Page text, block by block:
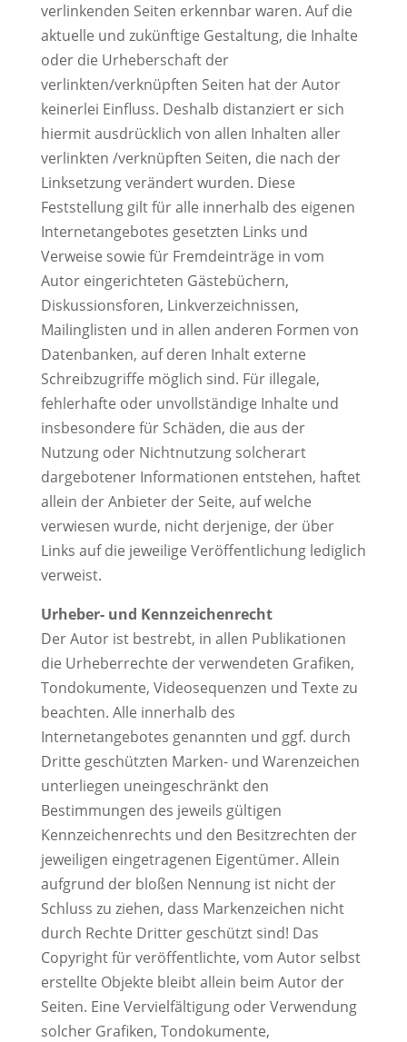
verlinkenden Seiten erkennbar waren. Auf die
aktuelle und zukünftige Gestaltung, die Inhalte
oder die Urheberschaft der
verlinkten/verknüpften Seiten hat der Autor
keinerlei Einfluss. Deshalb distanziert er sich
hiermit ausdrücklich von allen Inhalten aller
verlinkten /verknüpften Seiten, die nach der
Linksetzung verändert wurden. Diese
Feststellung gilt für alle innerhalb des eigenen
Internetangebotes gesetzten Links und
Verweise sowie für Fremdeinträge in vom
Autor eingerichteten Gästebüchern,
Diskussionsforen, Linkverzeichnissen,
Mailinglisten und in allen anderen Formen von
Datenbanken, auf deren Inhalt externe
Schreibzugriffe möglich sind. Für illegale,
fehlerhafte oder unvollständige Inhalte und
insbesondere für Schäden, die aus der
Nutzung oder Nichtnutzung solcherart
dargebotener Informationen entstehen, haftet
allein der Anbieter der Seite, auf welche
verwiesen wurde, nicht derjenige, der über
Links auf die jeweilige Veröffentlichung lediglich
verweist.
Urheber- und Kennzeichenrecht
Der Autor ist bestrebt, in allen Publikationen
die Urheberrechte der verwendeten Grafiken,
Tondokumente, Videosequenzen und Texte zu
beachten. Alle innerhalb des
Internetangebotes genannten und ggf. durch
Dritte geschützten Marken- und Warenzeichen
unterliegen uneingeschränkt den
Bestimmungen des jeweils gültigen
Kennzeichenrechts und den Besitzrechten der
jeweiligen eingetragenen Eigentümer. Allein
aufgrund der bloßen Nennung ist nicht der
Schluss zu ziehen, dass Markenzeichen nicht
durch Rechte Dritter geschützt sind! Das
Copyright für veröffentlichte, vom Autor selbst
erstellte Objekte bleibt allein beim Autor der
Seiten. Eine Vervielfältigung oder Verwendung
solcher Grafiken, Tondokumente,